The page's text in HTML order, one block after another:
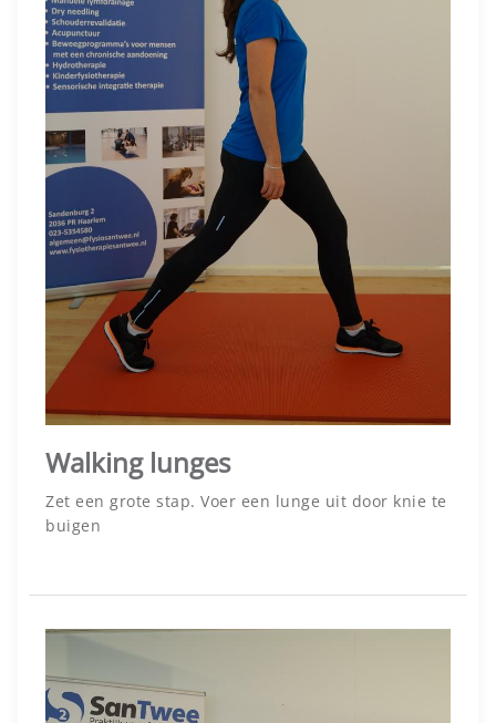
Walking lunges
Zet een grote stap. Voer een lunge uit door knie te
buigen